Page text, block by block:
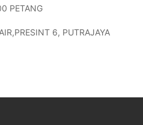
PETANG
6, PUTRAJAYA